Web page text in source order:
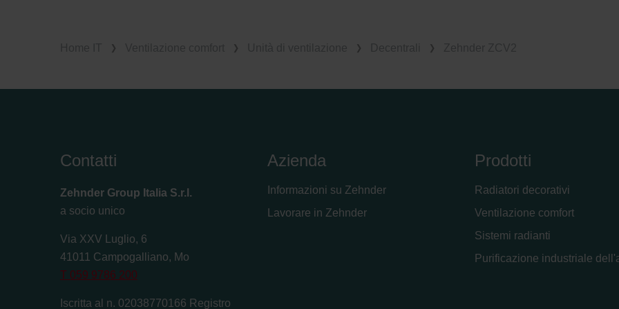
Contatti
Zehnder Group Italia S.r.l.
a socio unico
Via XXV Luglio, 6
41011 Campogalliano, Mo
T 059 9786 200
Iscritta al n. 02038770166 Registro
Azienda
Informazioni su Zehnder
Lavorare in Zehnder
Prodotti
Radiatori decorativi
Ventilazione comfort
Sistemi radianti
Purificazione industriale